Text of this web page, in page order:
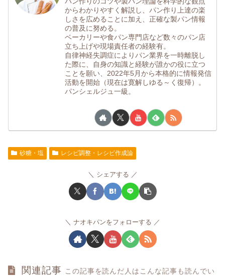
からわかりやすく解説し、パン作り上達の楽
しさを広めることに加え、正確な製パン情報
の普及に努める。
ベーカリーや食パン専門店など数々のパン店
立ち上げや現場責任者の経験有。
自律神経失調症によりパン業界を一時離脱し
た際に、自身の知識と経験が誰かの役に立つ
ことを願い、2022年5月から本格的に情報発信
活動を開始（現在は寛解しゆる～く復帰）。
パンシェルジュ一級。
砂糖・塩 レシピ調整・レシピ作成論
シェアする
ナオキパンをフォローする
関連記事 この記事を読んだ人はこんな記事も読んでい